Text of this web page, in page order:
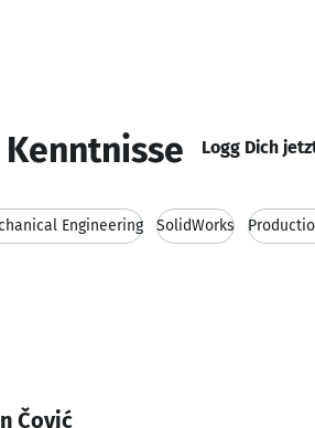
Logg Dich
Engineering SolidWorks
Čović